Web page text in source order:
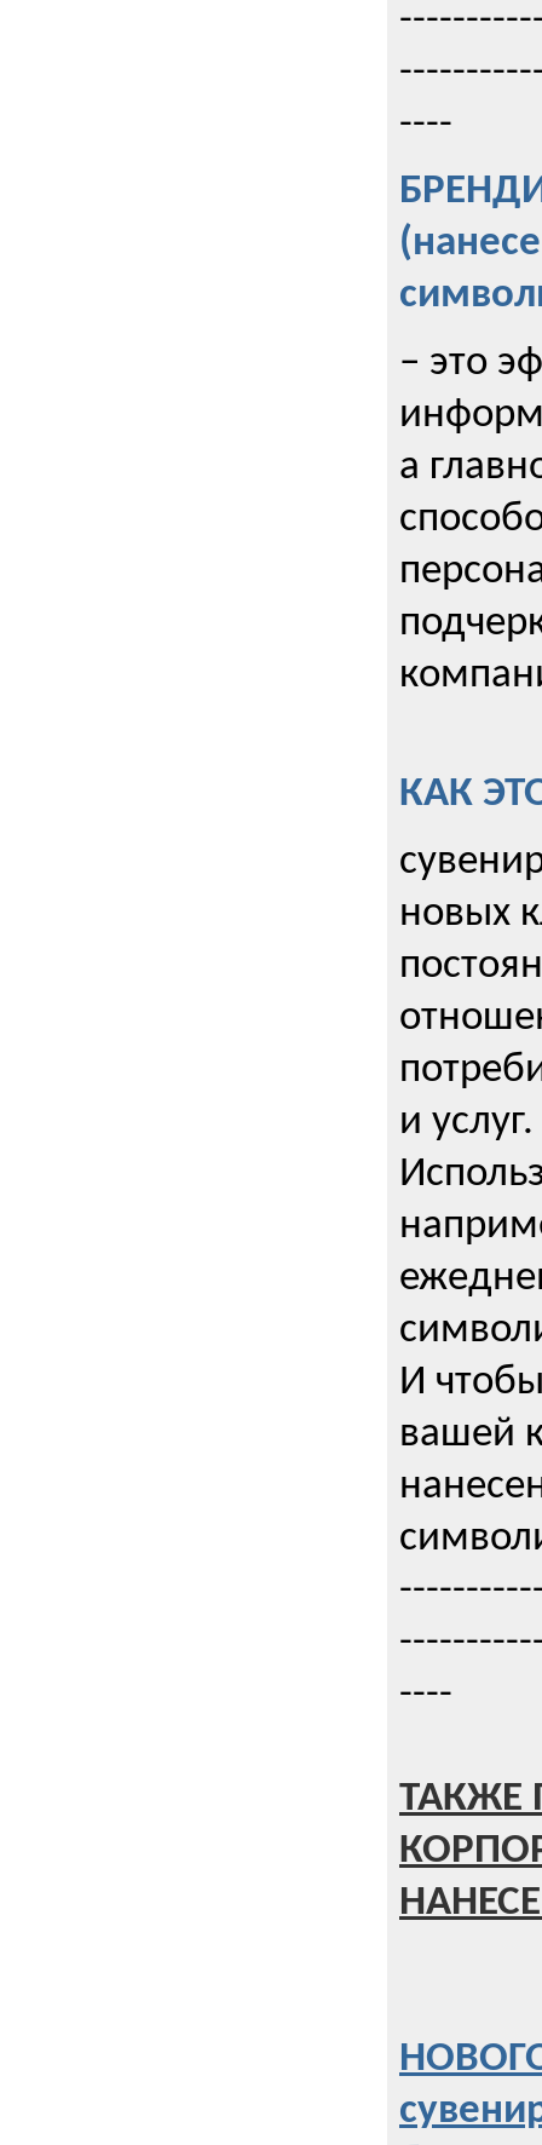
----
– это
а
КАК
новых
и услуг.
И
вашей
----
ТАКЖЕ